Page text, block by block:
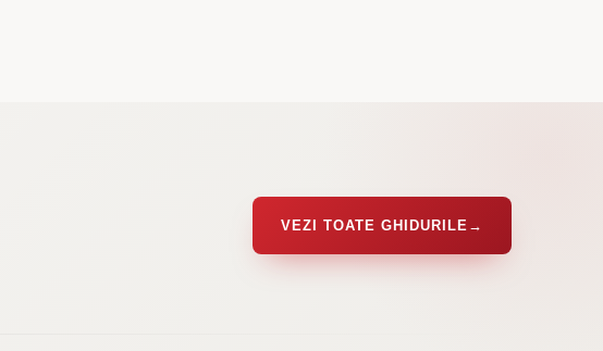
VEZI TOATE GHIDURILE →